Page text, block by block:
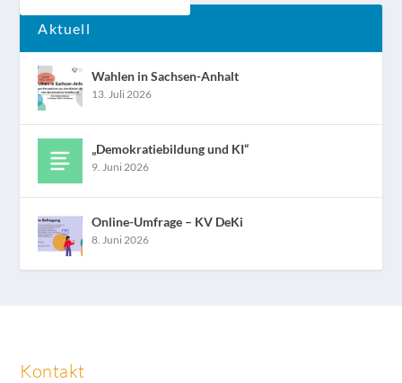
Aktuell
Wahlen in Sachsen-Anhalt
13. Juli 2026
„Demokratiebildung und KI“
9. Juni 2026
Online-Umfrage – KV DeKi
8. Juni 2026
Kontakt